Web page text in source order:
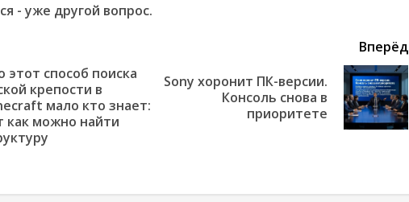
- уже другой вопрос.
Предыдущая
этот способ поиска
крепости в
мало кто знает:
как можно найти
Вперёд
Next
Sony хоронит ПК-версии.
Консоль снова в
приоритете